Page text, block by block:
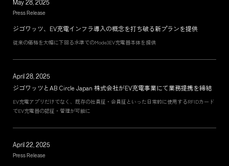
May 28, 2025
Press Release
ジゴワッツ、EV充電インフラ導入の概念を打ち破る新プランを提供
従来の価格を大幅に下回る水準でのMode3EV充電器本体を提供
April 28, 2025
ジゴワッツとAB Circle Japan 株式会社がEV充電事業にて業務提携を締結
EV充電アプリだけでなく、既存の社員証・会員証といった日常的に使用するRFIDカード
でEV充電器の認証・管理が可能に
April 22, 2025
Press Release